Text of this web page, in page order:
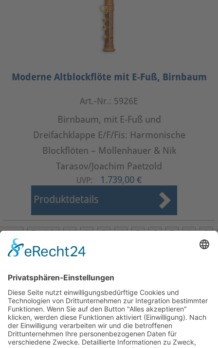
Moderne Altblockflöte mit E-Fuß, Birnbaum
Art.-Nr.: 5926E
Birnbaum, mit E-Fuß und
Dreifachklappe E/F/Fis: Harmonische
Blockflöten – Mollenhauer & Nik
Tarasov/Joachim Paetzold
UVP: 1.739,00 €
Produktdetails
Start Zurück 1 2 3 4 5 6 7 8
9
Mollenhauer Adresse
Downloads